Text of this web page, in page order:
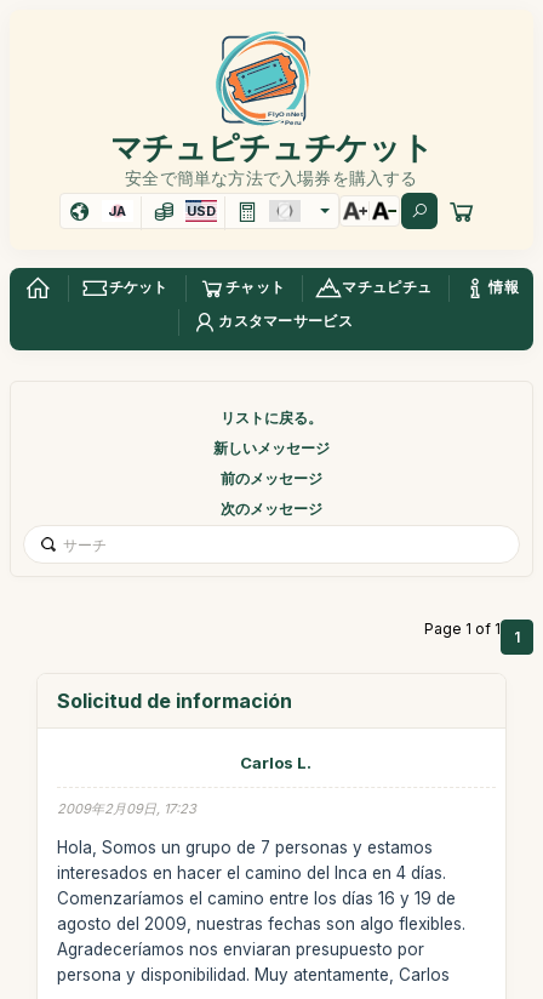
マチュピチュチケット
安全で簡単な方法で入場券を購入する
JA USD
チケット チャット マチュピチュ
情報
カスタマーサービス
リストに戻る。
新しいメッセージ
前のメッセージ
次のメッセージ
Page 1 of 1 1
Solicitud de información
Carlos L.
2009年2月09日, 17:23
Hola, Somos un grupo de 7 personas y estamos
interesados en hacer el camino del Inca en 4 días.
Comenzaríamos el camino entre los días 16 y 19 de
agosto del 2009, nuestras fechas son algo flexibles.
Agradeceríamos nos enviaran presupuesto por
persona y disponibilidad. Muy atentamente, Carlos